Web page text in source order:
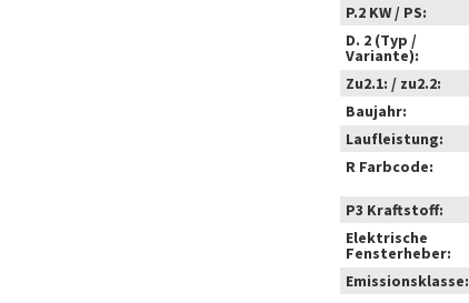
P.2 KW / PS:
D. 2 (Typ /
Variante):
Zu2.1: / zu2.2:
Baujahr:
Laufleistung:
R Farbcode:
P3 Kraftstoff:
Elektrische
Fensterheber:
Emissionsklasse: